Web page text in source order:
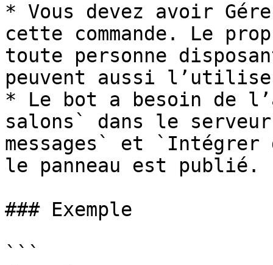
* Vous devez avoir
cette commande. Le
toute personne
peuvent aussi
* Le bot a besoin de
salons` dans le
messages` et
le panneau est publié.
### Exemple
```